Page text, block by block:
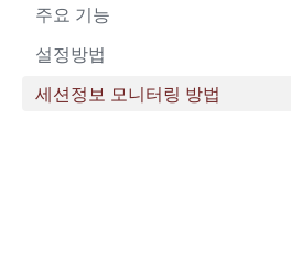
주요 기능
설정방법
세션정보 모니터링 방법